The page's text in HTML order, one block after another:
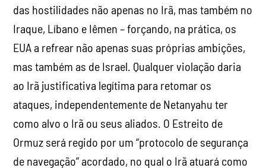
das hostilidades não apenas no Irã, mas também no
Iraque, Líbano e Iêmen – forçando, na prática, os
EUA a refrear não apenas suas próprias ambições,
mas também as de Israel. Qualquer violação daria
ao Irã justificativa legítima para retomar os
ataques, independentemente de Netanyahu ter
como alvo o Irã ou seus aliados. O Estreito de
Ormuz será regido por um “protocolo de segurança
de navegação” acordado, no qual o Irã atuará como